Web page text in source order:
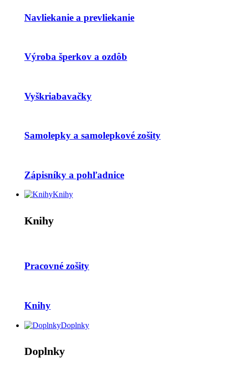
Navliekanie a prevliekanie
Výroba šperkov a ozdôb
Vyškriabavačky
Samolepky a samolepkové zošity
Zápisníky a pohľadnice
Knihy
Knihy
Pracovné zošity
Knihy
Doplnky
Doplnky